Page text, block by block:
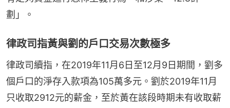
劃」。
律政司指黃與劉的戶口交易次數極多
律政司續指，在2019年11月6日至12月9日期間，劉多
個戶口的淨存入款項為105萬多元。劉於2019年11月
只收取2912元的薪金，至於黃在該段時期未有收取薪